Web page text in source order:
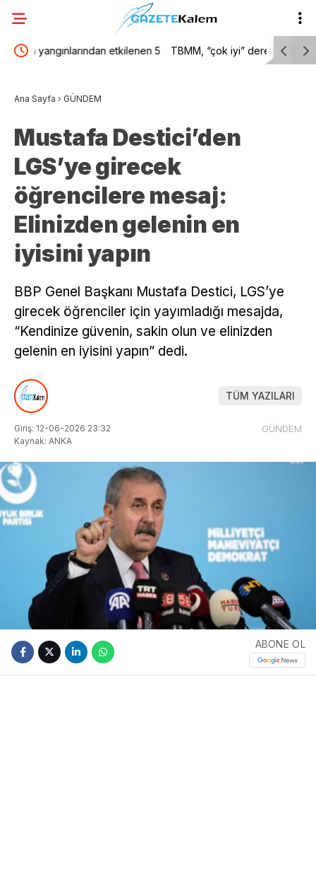
5 TBMM, “çok iyi” dereceli yeşil bina sertifikası aldı DEM
Ana Sayfa › GÜNDEM
Mustafa Destici’den
LGS’ye girecek
öğrencilere mesaj:
Elinizden gelenin en
iyisini yapın
BBP Genel Başkanı Mustafa Destici, LGS’ye
girecek öğrenciler için yayımladığı mesajda,
“Kendinize güvenin, sakin olun ve elinizden
gelenin en iyisini yapın” dedi.
TÜM YAZILARI
Giriş: 12-06-2026 23:32
Kaynak: ANKA
GÜNDEM
ABONE OL